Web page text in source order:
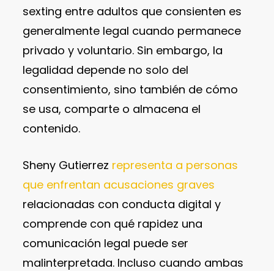
sexting entre adultos que consienten es
generalmente legal cuando permanece
privado y voluntario. Sin embargo, la
legalidad depende no solo del
consentimiento, sino también de cómo
se usa, comparte o almacena el
contenido.
Sheny Gutierrez representa a personas
que enfrentan acusaciones graves
relacionadas con conducta digital y
comprende con qué rapidez una
comunicación legal puede ser
malinterpretada. Incluso cuando ambas